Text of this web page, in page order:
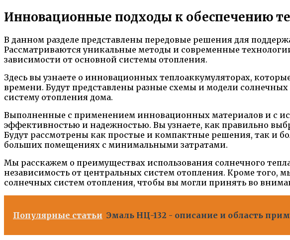
Инновационные подходы к обеспечению
В данном разделе представлены передовые решения для
Рассматриваются уникальные методы и современные
зависимости от основной системы отопления.
Здесь вы узнаете о инновационных теплоаккумуляторах,
времени. Будут представлены разные схемы и модели
систему отопления дома.
Выполненные с применением инновационных материалов и с
эффективностью и надежностью. Вы узнаете, как правильно
Будут рассмотрены как простые и компактные решения, так и
больших помещениях с минимальными затратами.
Мы расскажем о преимуществах использования солнечного
независимость от центральных систем отопления. Кроме
солнечных систем отопления, чтобы вы могли принять во
Популярные статьи Эмаль НЦ-132 - описание и область